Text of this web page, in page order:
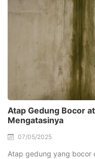
Atap Gedung Bocor
Mengatasinya
07/05/2025
Atap gedung yang bocor